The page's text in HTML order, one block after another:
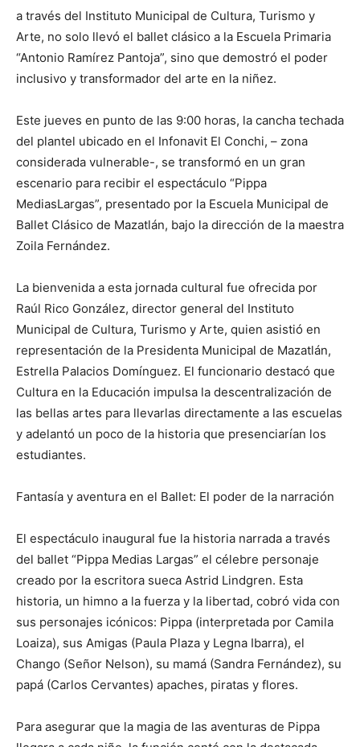
a través del Instituto Municipal de Cultura, Turismo y
Arte, no solo llevó el ballet clásico a la Escuela Primaria
“Antonio Ramírez Pantoja”, sino que demostró el poder
inclusivo y transformador del arte en la niñez.
Este jueves en punto de las 9:00 horas, la cancha techada
del plantel ubicado en el Infonavit El Conchi, – zona
considerada vulnerable-, se transformó en un gran
escenario para recibir el espectáculo “Pippa
MediasLargas”, presentado por la Escuela Municipal de
Ballet Clásico de Mazatlán, bajo la dirección de la maestra
Zoila Fernández.
La bienvenida a esta jornada cultural fue ofrecida por
Raúl Rico González, director general del Instituto
Municipal de Cultura, Turismo y Arte, quien asistió en
representación de la Presidenta Municipal de Mazatlán,
Estrella Palacios Domínguez. El funcionario destacó que
Cultura en la Educación impulsa la descentralización de
las bellas artes para llevarlas directamente a las escuelas
y adelantó un poco de la historia que presenciarían los
estudiantes.
Fantasía y aventura en el Ballet: El poder de la narración
El espectáculo inaugural fue la historia narrada a través
del ballet “Pippa Medias Largas” el célebre personaje
creado por la escritora sueca Astrid Lindgren. Esta
historia, un himno a la fuerza y la libertad, cobró vida con
sus personajes icónicos: Pippa (interpretada por Camila
Loaiza), sus Amigas (Paula Plaza y Legna Ibarra), el
Chango (Señor Nelson), su mamá (Sandra Fernández), su
papá (Carlos Cervantes) apaches, piratas y flores.
Para asegurar que la magia de las aventuras de Pippa